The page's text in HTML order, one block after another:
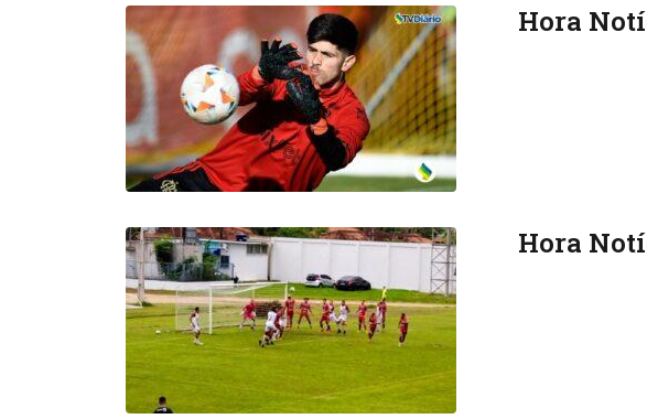
Hora
Hora